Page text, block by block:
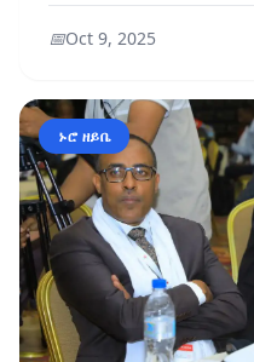
📅Oct 9, 2025
ኑሮ ዘይቤ